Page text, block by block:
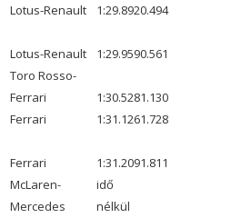
Lotus-Renault 1:29.8920.494
Lotus-Renault 1:29.9590.561
Toro Rosso-
Ferrari
1:30.5281.130
Ferrari 1:31.1261.728
Ferrari 1:31.2091.811
McLaren-
Mercedes
idő
nélkül